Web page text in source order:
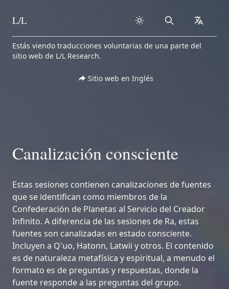
Skip to content
L/L Search
Estás viendo traducciones voluntarias de una parte del
sitio web de L/L Research.
Sitio web en Inglés
Canalización consciente
Estas sesiones contienen canalizaciones de fuentes
que se identifican como miembros de la
Confederación de Planetas al Servicio del Creador
Infinito. A diferencia de las sesiones de Ra, estas
fuentes son canalizadas en estado consciente.
Incluyen a Q'uo, Hatonn, Latwii y otros. El contenido
es de naturaleza metafísica y espiritual, a menudo el
formato es de preguntas y respuestas, donde la
fuente responde a las preguntas del grupo.